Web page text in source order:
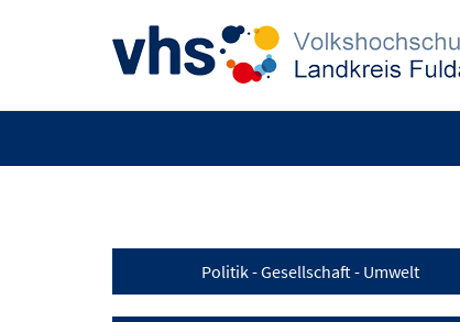
Politik - Gesellschaft - Umwelt